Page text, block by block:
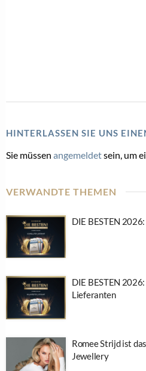
HINTERLASSEN SIE UNS
Sie müssen angemeldetsein, um
VERWANDTE THEMEN
DIE BESTEN
DIE BESTEN
Lieferanten
Romee Strijd ist
Jewellery